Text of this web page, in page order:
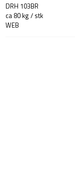
DRH 103BR
ca 80 kg / stk
WEB